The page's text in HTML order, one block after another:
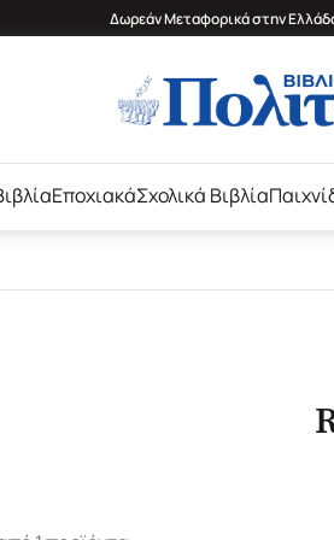
Δωρεάν Μεταφορικά στην
ΕποχιακάΣχολικά Βιβλία